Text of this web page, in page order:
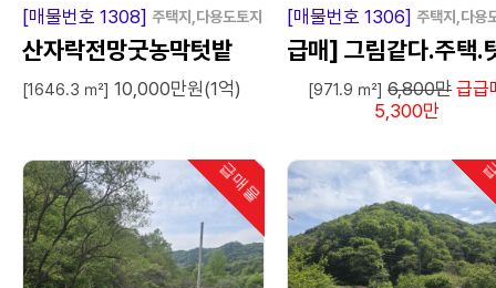
[매물번호 1308] 주택지,다용도토지
산자락전망굿농막텃밭
[1646.3 ㎡] 10,000만원(1억)
[매물번호 1306] 주택지,다용
급매] 그림같다.주택.
밭.농막쉼터땅.손해보
[971.9 ㎡] 6,800만 급급
5,300만
급매물
인기